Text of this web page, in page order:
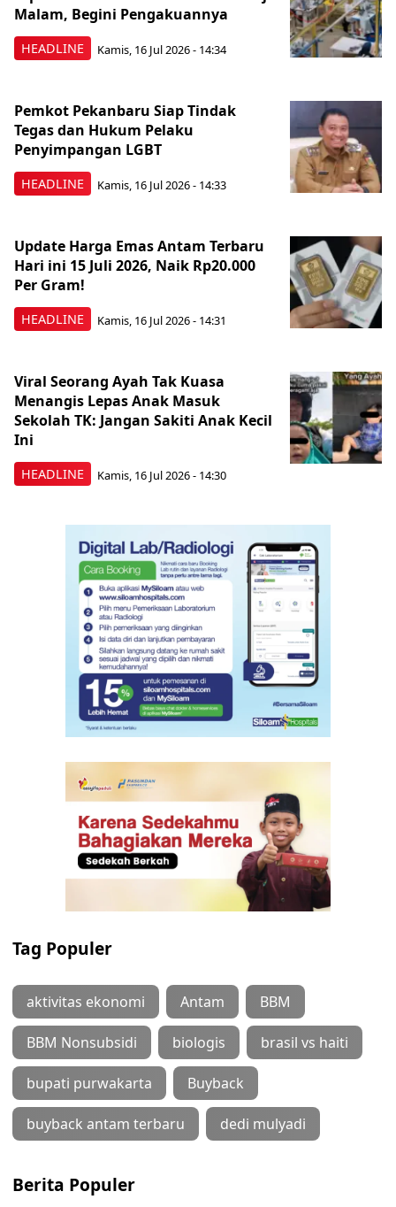
HEADLINE
Malam, Begini Pengakuannya
Kamis, 16 Jul 2026 - 14:34
HEADLINE
Pemkot Pekanbaru Siap Tindak
Tegas dan Hukum Pelaku
Penyimpangan LGBT
Kamis, 16 Jul 2026 - 14:33
HEADLINE
Update Harga Emas Antam Terbaru
Hari ini 15 Juli 2026, Naik Rp20.000
Per Gram!
Kamis, 16 Jul 2026 - 14:31
HEADLINE
Viral Seorang Ayah Tak Kuasa
Menangis Lepas Anak Masuk
Sekolah TK: Jangan Sakiti Anak Kecil
Ini
Kamis, 16 Jul 2026 - 14:30
Tag Populer
aktivitas ekonomi Antam BBM
BBM Nonsubsidi biologis brasil vs haiti
bupati purwakarta Buyback
buyback antam terbaru dedi mulyadi
Berita Populer